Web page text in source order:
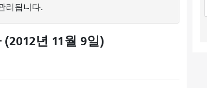
리됩니다.
년 11월 9일)